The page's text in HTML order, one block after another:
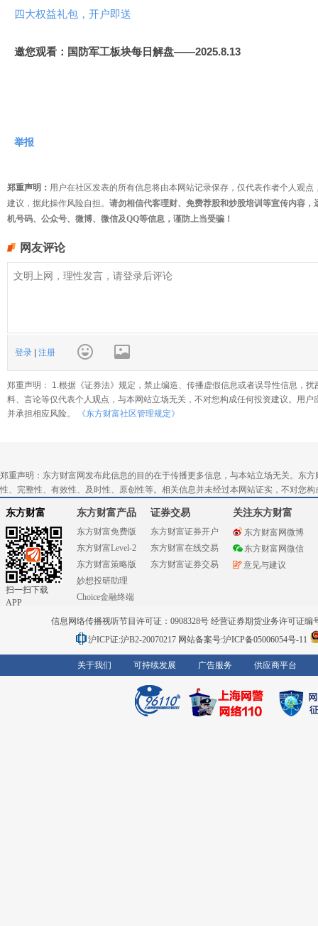
四大权益礼包，开户即送
邀您观看：国防军工板块每日解盘——2025.8.13
举报
郑重声明： 用户在社区发表的所有信息将由本网站记录保存，仅代表作者个人观
建议，据此操作风险自担。 请勿相信代客理财、免费荐股和炒股培训等宣传内容
机号码、公众号、微博、微信及QQ等信息，谨防上当受骗！
网友评论
登录 注册
郑重声明： 1.根据《证券法》规定，禁止编造、传播虚假信息或者误导性信息，
料、言论等仅代表个人观点，与本网站立场无关，不对您构成任何投资建议。用
并承担相应风险。
《东方财富社区管理规定》
郑重声明：东方财富网发布此信息的目的在于传播更多信息，与本站立场无关。东
性、完整性、有效性、及时性、原创性等。相关信息并未经过本网站证实，不对您
东方财富
扫一扫下载
APP
东方财富产品
东方财富免费版
东方财富Level-2
东方财富策略版
妙想投研助理
Choice金融终端
证券交易
东方财富证券开户
东方财富在线交易
东方财富证券交易
关注东方财富
东方财富网微博
东方财富网微信
意见与建议
信息网络传播视听节目许可证：0908328号 经营证券期货业务许可证编
沪ICP证:沪B2-20070217 网站备案号:沪ICP备05006054号-11
关于我们 可持续发展 广告服务 供应商平台